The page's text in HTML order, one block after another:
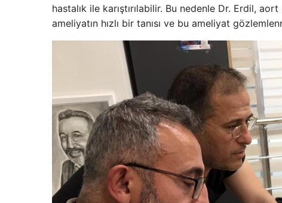
hastalık ile karıştırılabilir. Bu nedenle Dr. Erdil,
ameliyatın hızlı bir tanısı ve bu ameliyat